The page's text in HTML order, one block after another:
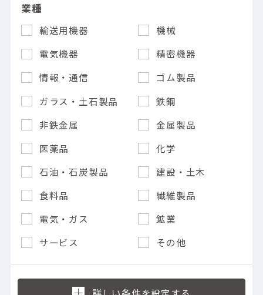
業種
輸送用機器
機械
電気機器
精密機器
情報・通信
ゴム製品
ガラス・土石製品
鉄鋼
非鉄金属
金属製品
医薬品
化学
石油・石炭製品
建設・土木
食料品
繊維製品
電気・ガス
鉱業
サービス
その他